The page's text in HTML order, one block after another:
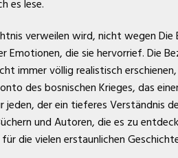
es lese.
verweilen wird, nicht wegen
die sie hervorrief. Die
immer völlig realistisch
des bosnischen Krieges, das
der ein tieferes Verständnis
und Autoren, die es zu
die vielen erstaunlichen